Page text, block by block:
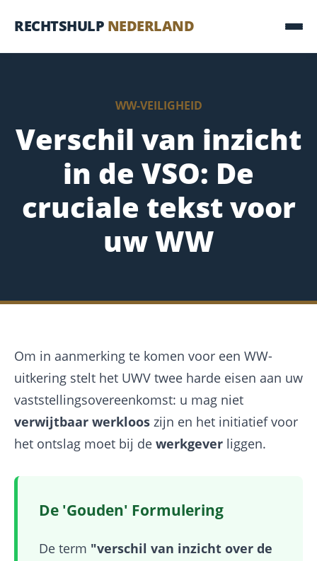
RECHTSHULP NEDERLAND
WW-VEILIGHEID
Verschil van inzicht
in de VSO: De
cruciale tekst voor
uw WW
Om in aanmerking te komen voor een WW-
uitkering stelt het UWV twee harde eisen aan uw
vaststellingsovereenkomst: u mag niet
verwijtbaar werkloos zijn en het initiatief voor
het ontslag moet bij de werkgever liggen.
De 'Gouden' Formulering
De term "verschil van inzicht over de